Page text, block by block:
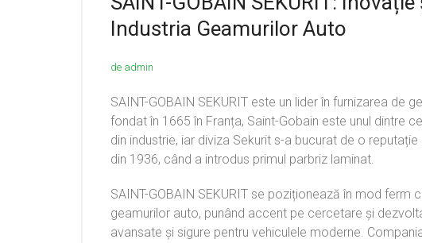
Industria Geamurilor Auto
de admin
SAINT-GOBAIN SEKURIT este un lider în furnizarea de
fondat în 1665 în Franța, Saint-Gobain este unul dintre
din industrie, iar diviza Sekurit s-a bucurat de o
din 1936, când a introdus primul parbriz laminat.
SAINT-GOBAIN SEKURIT se poziționează în mod ferm
geamurilor auto, punând accent pe cercetare și
avansate și sigure pentru vehiculele moderne.